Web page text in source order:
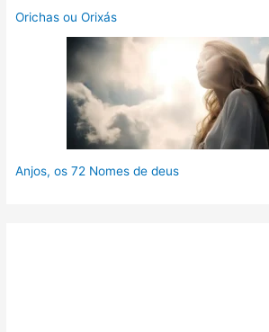
Orichas ou Orixás
Anjos, os 72 Nomes de deus